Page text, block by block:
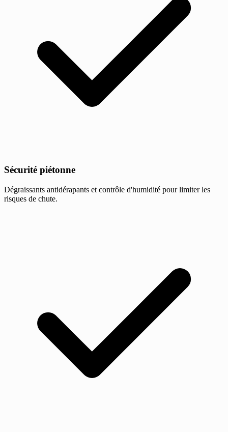
Sécurité piétonne
Dégraissants antidérapants et contrôle d'humidité pour limiter les
risques de chute.